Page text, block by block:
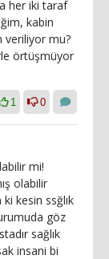
her iki taraf
kabin
veriliyor mu?
örtüşmüyor
1 0
mi!
olabilir
kesin ssğlık
göz
sağlık
insani bi